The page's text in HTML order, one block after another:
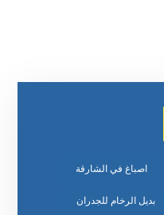
اصباغ في الشارقة
بديل الرخام للجدران